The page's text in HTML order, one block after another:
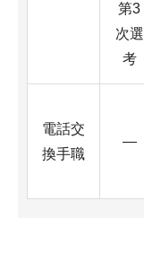
第3
次選
考
電話交
換手職
―